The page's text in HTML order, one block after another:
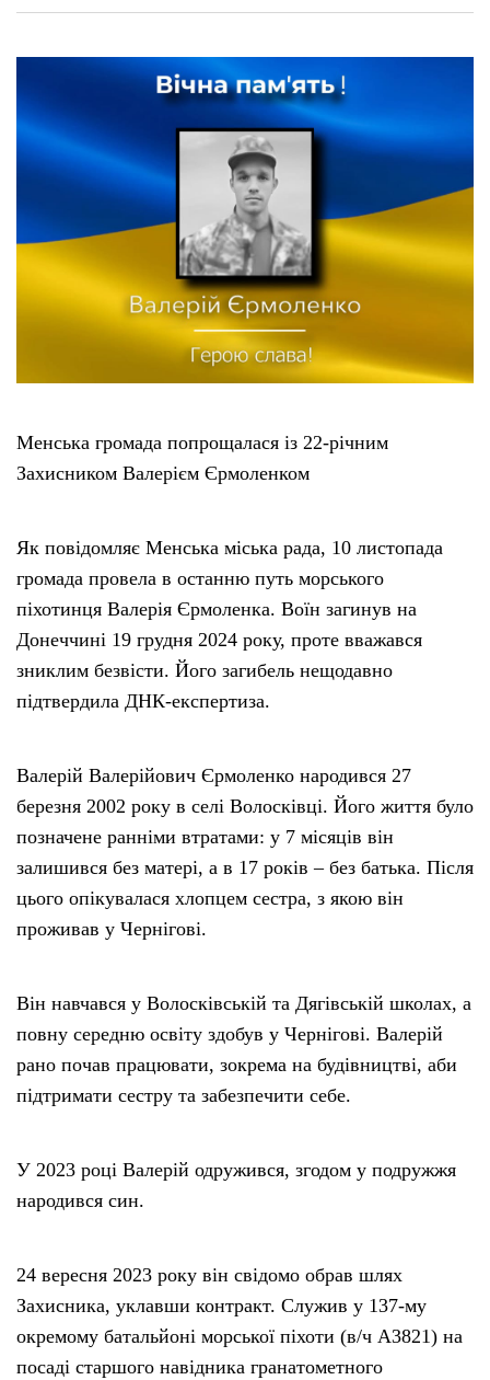
Менська громада попрощалася із 22-річним
Захисником Валерієм Єрмоленком
Як повідомляє Менська міська рада, 10 листопада
громада провела в останню путь морського
піхотинця Валерія Єрмоленка. Воїн загинув на
Донеччині 19 грудня 2024 року, проте вважався
зниклим безвісти. Його загибель нещодавно
підтвердила ДНК-експертиза.
Валерій Валерійович Єрмоленко народився 27
березня 2002 року в селі Волосківці. Його життя було
позначене ранніми втратами: у 7 місяців він
залишився без матері, а в 17 років – без батька. Після
цього опікувалася хлопцем сестра, з якою він
проживав у Чернігові.
Він навчався у Волосківській та Дягівській школах, а
повну середню освіту здобув у Чернігові. Валерій
рано почав працювати, зокрема на будівництві, аби
підтримати сестру та забезпечити себе.
У 2023 році Валерій одружився, згодом у подружжя
народився син.
24 вересня 2023 року він свідомо обрав шлях
Захисника, уклавши контракт. Служив у 137-му
окремому батальйоні морської піхоти (в/ч А3821) на
посаді старшого навідника гранатометного